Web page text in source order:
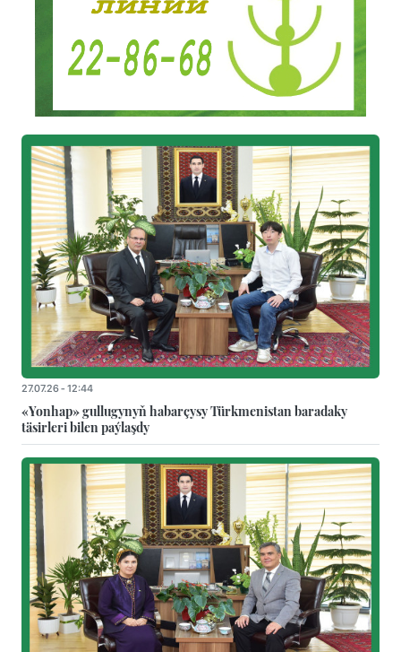
27.07.26 - 12:44
«Yonhap» gullugynyň habarçysy Türkmenistan baradaky
täsirleri bilen paýlaşdy